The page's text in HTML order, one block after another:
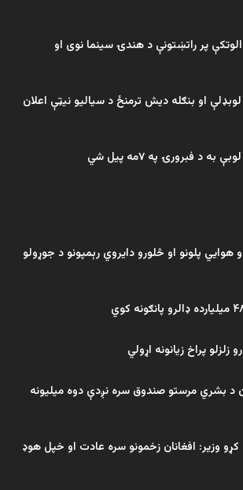
پر راتښتونې د هندۍ سینما نوی او
او بنګله دیش ترمنځ د سیالیو نیټې اعلان
هوايي پلونو او څلورو دایروي رېمپونو د جوړولو
زلزلو پراخ زیانونه اړولي
بشري مرستو صندوق سره نږدې دوه میلیونه
کړو وزیر: افغانان زخمونو سره عادت او خپل هوډ